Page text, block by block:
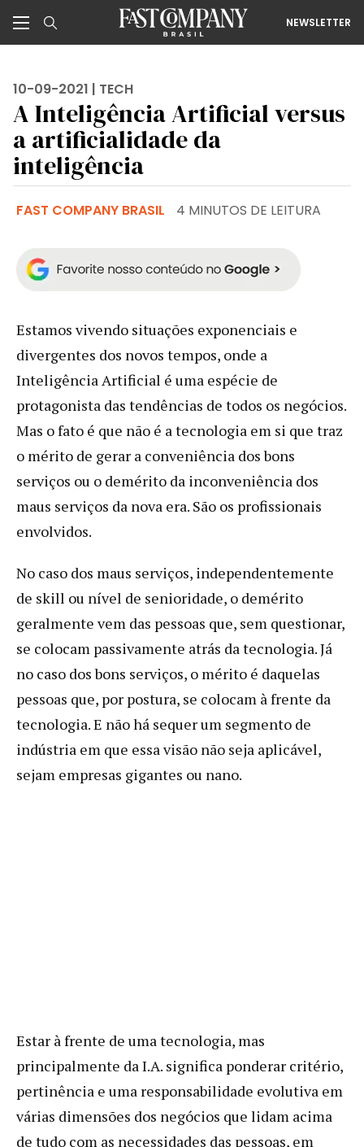
NEWSLETTER
10-09-2021 | TECH
A Inteligência Artificial versus
a artificialidade da
inteligência
FAST COMPANY BRASIL 4 MINUTOS DE LEITURA
Estamos vivendo situações exponenciais e
divergentes dos novos tempos, onde a
Inteligência Artificial é uma espécie de
protagonista das tendências de todos os negócios.
Mas o fato é que não é a tecnologia em si que traz
o mérito de gerar a conveniência dos bons
serviços ou o demérito da inconveniência dos
maus serviços da nova era. São os profissionais
envolvidos.
No caso dos maus serviços, independentemente
de skill ou nível de senioridade, o demérito
geralmente vem das pessoas que, sem questionar,
se colocam passivamente atrás da tecnologia. Já
no caso dos bons serviços, o mérito é daquelas
pessoas que, por postura, se colocam à frente da
tecnologia. E não há sequer um segmento de
indústria em que essa visão não seja aplicável,
sejam empresas gigantes ou nano.
Estar à frente de uma tecnologia, mas
principalmente da I.A. significa ponderar critério,
pertinência e uma responsabilidade evolutiva em
várias dimensões dos negócios que lidam acima
de tudo com as necessidades das pessoas, em